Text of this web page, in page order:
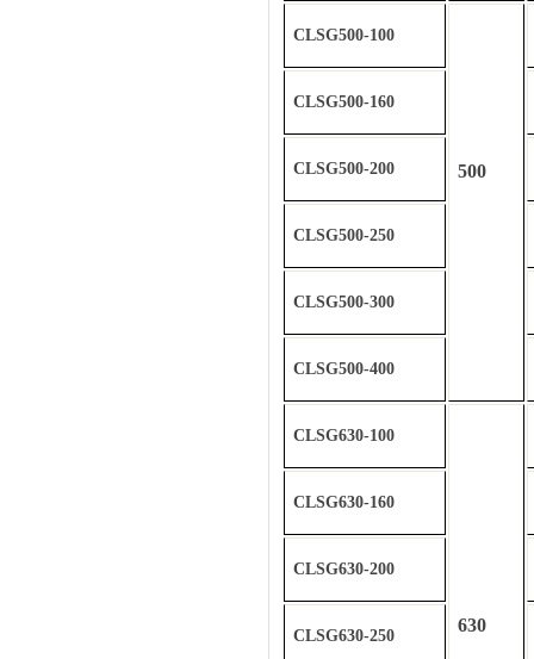
CLSG500-100
500
CLSG500-160
CLSG500-200
CLSG500-250
CLSG500-300
CLSG500-400
CLSG630-100
630
CLSG630-160
CLSG630-200
CLSG630-250